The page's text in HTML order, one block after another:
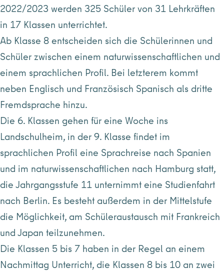
2022/2023 werden 325 Schüler von 31 Lehrkräften
in 17 Klassen unterrichtet.
Ab Klasse 8 entscheiden sich die Schülerinnen und
Schüler zwischen einem naturwissenschaftlichen und
einem sprachlichen Profil. Bei letzterem kommt
neben Englisch und Französisch Spanisch als dritte
Fremdsprache hinzu.
Die 6. Klassen gehen für eine Woche ins
Landschulheim, in der 9. Klasse findet im
sprachlichen Profil eine Sprachreise nach Spanien
und im naturwissenschaftlichen nach Hamburg statt,
die Jahrgangsstufe 11 unternimmt eine Studienfahrt
nach Berlin. Es besteht außerdem in der Mittelstufe
die Möglichkeit, am Schüleraustausch mit Frankreich
und Japan teilzunehmen.
Die Klassen 5 bis 7 haben in der Regel an einem
Nachmittag Unterricht, die Klassen 8 bis 10 an zwei